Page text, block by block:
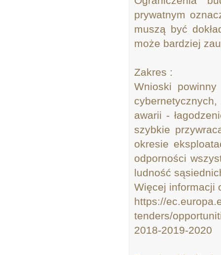
prywatnym
muszą być
może bardziej
Zakres :
Wnioski
awarii -
szybkie
okresie
odporności
ludność
Więcej informacji
https://
tenders/
2018-2019-2020